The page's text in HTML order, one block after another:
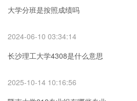
大学分班是按照成绩吗
2024-06-10 03:34:14
长沙理工大学4308是什么意思
2025-10-14 10:16:56